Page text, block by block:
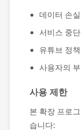
데이터 손
서비스 중
유튜브 정
사용자의
사용 제한
본 확장 프로
습니다: